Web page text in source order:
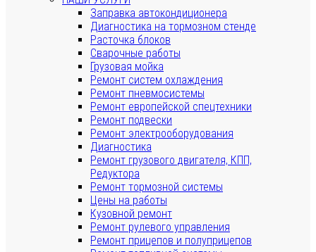
Заправка автокондиционера
Диагностика на тормозном стенде
Расточка блоков
Сварочные работы
Грузовая мойка
Ремонт систем охлаждения
Ремонт пневмосистемы
Ремонт европейской спецтехники
Ремонт подвески
Ремонт электрооборудования
Диагностика
Ремонт грузового двигателя, КПП,
Редуктора
Ремонт тормозной системы
Цены на работы
Кузовной ремонт
Ремонт рулевого управления
Ремонт прицепов и полуприцепов